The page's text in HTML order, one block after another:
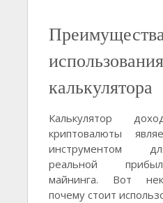
использования
калькулятора
Калькулятор
криптовалюты
инструментом
реальной
майнинга. Вот
почему стоит